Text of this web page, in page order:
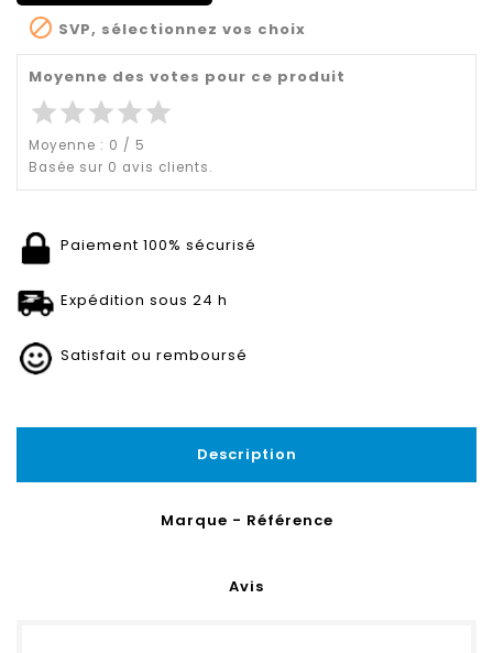
 SVP, sélectionnez vos choix
Moyenne des votes pour ce produit
starstarstarstarstar
Moyenne : 0 / 5
Basée sur 0 avis clients.
Paiement 100% sécurisé
Expédition sous 24 h
Satisfait ou remboursé
Description
Marque - Référence
Avis